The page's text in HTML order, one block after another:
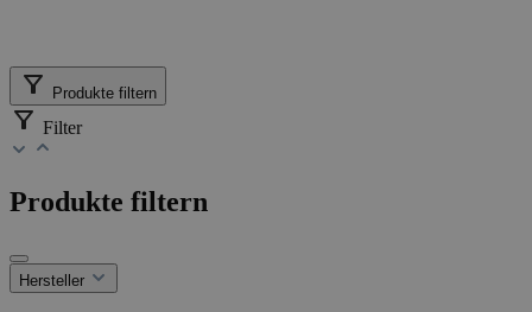
Produkte filtern
Filter
Produkte filtern
Hersteller